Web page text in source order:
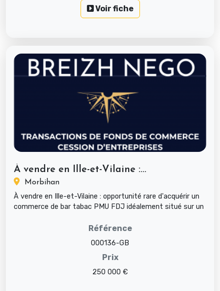
Voir fiche
À vendre en Ille-et-Vilaine :...
Morbihan
À vendre en Ille-et-Vilaine : opportunité rare d'acquérir un
commerce de bar tabac PMU FDJ idéalement situé sur un
Référence
000136-GB
Prix
250 000 €